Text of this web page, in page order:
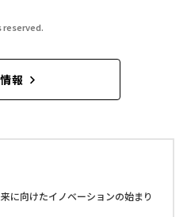
報
に向けたイノベーションの始まり